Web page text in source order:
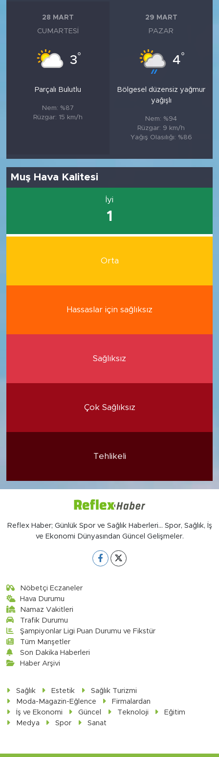
28 MART
CUMARTESI
3°
Parçalı Bulutlu
Nem: %87
Rüzgar: 15 km/h
29 MART
PAZAR
4°
Bölgesel düzensiz yağmur
yağışlı
Nem: %94
Rüzgar: 9 km/h
Yağış Olasılığı: %86
Muş Hava Kalitesi
İyi
1
Orta
Hassaslar için sağlıksız
Sağlıksız
Çok Sağlıksız
Tehlikeli
Reflex Haber; Günlük Spor ve Sağlık Haberleri... Spor, Sağlık, İş
ve Ekonomi Dünyasından Güncel Gelişmeler.
Nöbetçi Eczaneler
Hava Durumu
Namaz Vakitleri
Trafik Durumu
Şampiyonlar Ligi Puan Durumu ve Fikstür
Tüm Manşetler
Son Dakika Haberleri
Haber Arşivi
Sağlık Estetik
Sağlık Turizmi
Moda-Magazin-Eğlence
Firmalardan
İş ve Ekonomi
Güncel Teknoloji
Eğitim
Medya
Spor Sanat